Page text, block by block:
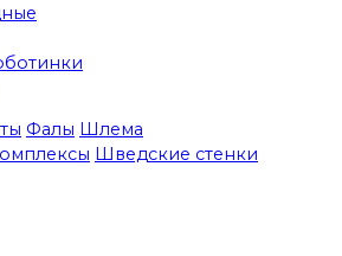
Фалы Шлема
Шведские стенки